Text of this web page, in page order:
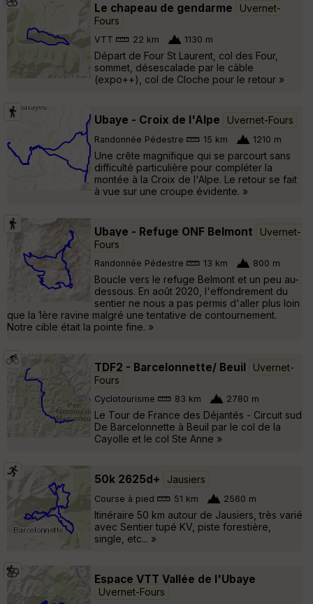
Le chapeau de gendarme
Uvernet-
Fours
VTT 22 km 1130 m
Départ de Four St Laurent, col des Four,
sommet, désescalade par le câble
(expo++), col de Cloche pour le retour »
Ubaye - Croix de l'Alpe Uvernet-Fours
Randonnée Pédestre 15 km 1210 m
Une crête magnifique qui se parcourt sans
difficulté particulière pour compléter la
montée à la Croix de l'Alpe. Le retour se fait
à vue sur une croupe évidente. »
Ubaye - Refuge ONF Belmont
Uvernet-
Fours
Randonnée Pédestre 13 km 800 m
Boucle vers le refuge Belmont et un peu au-
dessous. En août 2020, l'effondrement du
sentier ne nous a pas permis d'aller plus loin
que la 1ère ravine malgré une tentative de contournement.
Notre cible était la pointe fine. »
TDF2 - Barcelonnette/ Beuil
Uvernet-
Fours
Cyclotourisme 83 km 2780 m
Le Tour de France des Déjantés - Circuit sud
De Barcelonnette à Beuil par le col de la
Cayolle et le col Ste Anne »
50k 2625d+ Jausiers
Course à pied 51 km 2560 m
Itinéraire 50 km autour de Jausiers, très varié
avec Sentier tupé KV, piste forestière,
single, etc... »
Espace VTT Vallée de l'Ubaye
Uvernet-Fours